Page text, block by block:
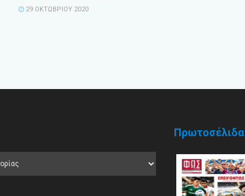
29 ΟΚΤΩΒΡΊΟΥ 2020